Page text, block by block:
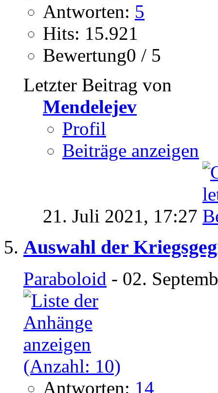
Antworten: 5
Hits: 15.921
Bewertung0 / 5
Letzter Beitrag von
Mendelejev
Profil
Beiträge anzeigen
21. Juli 2021, 17:27
Auswahl der
Paraboloid - 02.
Antworten: 14